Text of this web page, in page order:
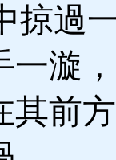
過
一漩
其前